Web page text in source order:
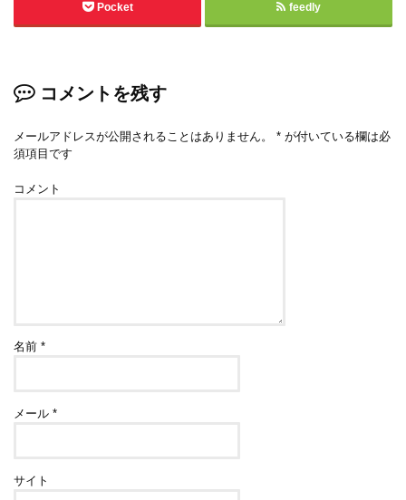
Pocket feedly
コメントを残す
メールアドレスが公開されることはありません。 * が付いている欄は必
須項目です
コメント
名前*
メール*
サイト